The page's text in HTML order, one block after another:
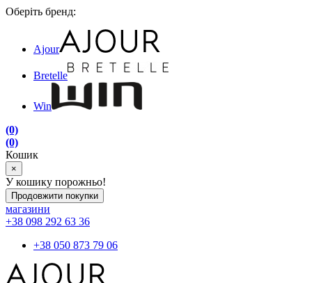
Оберіть бренд:
Ajour
Bretelle
Win
(0)
(0)
Кошик
×
У кошику порожньо!
Продовжити покупки
магазини
+38 098 292 63 36
+38 050 873 79 06